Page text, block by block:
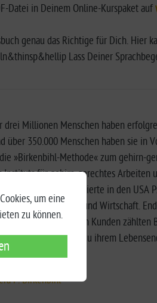
Datei in Deinem Online-Kurspaket auf
genau das Richtige für Dich. Hier
Lass Deiner
drei Millionen Menschen haben
über 350.000 Menschen haben sie in
»Birkenbihl-Methode« zum gehirn-
für gehirn-gerechtes Arbeiten
Erfolgstrainerin studierte in den
in Industrie und Wirtschaft.
fort. Zu ihren Kunden zählten
Packard u.v.a. Bis zu ihrem
F. Birkenbihl
um eine
zu können.